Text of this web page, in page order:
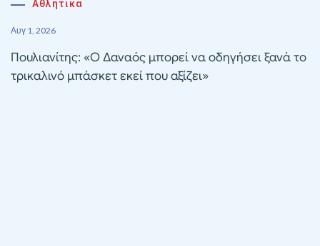
Αθλητικα
Αυγ 1, 2026
Πουλιανίτης: «Ο Δαναός μπορεί να οδηγήσει ξανά το
τρικαλινό μπάσκετ εκεί που αξίζει»